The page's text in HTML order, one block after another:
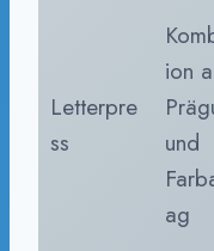
Letterpre
ss
ion
und
ag